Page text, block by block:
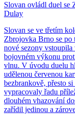
Slovan ovládl duel se
Dulay
Slovan se ve třetím
Zbrojovka Brno se po
nové sezony
bojovném výkonu
vlnu. V úvodu duelu
udělenou červenou
bezbrankově, přesto
vypracovaly řadu
dlouhém vhazování
zařídil jedinou a